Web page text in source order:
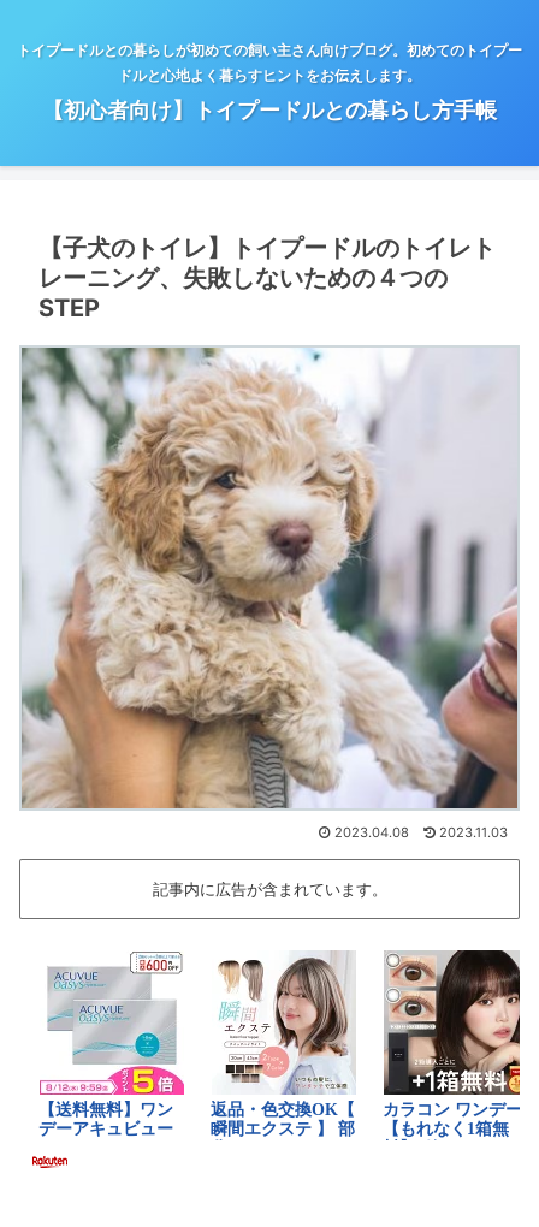
トイプードルとの暮らしが初めての飼い主さん向けブログ。初めてのトイプー
ドルと心地よく暮らすヒントをお伝えします。
【初心者向け】トイプードルとの暮らし方手帳
【子犬のトイレ】トイプードルのトイレト
レーニング、失敗しないための４つの
STEP
2023.04.08 2023.11.03
記事内に広告が含まれています。